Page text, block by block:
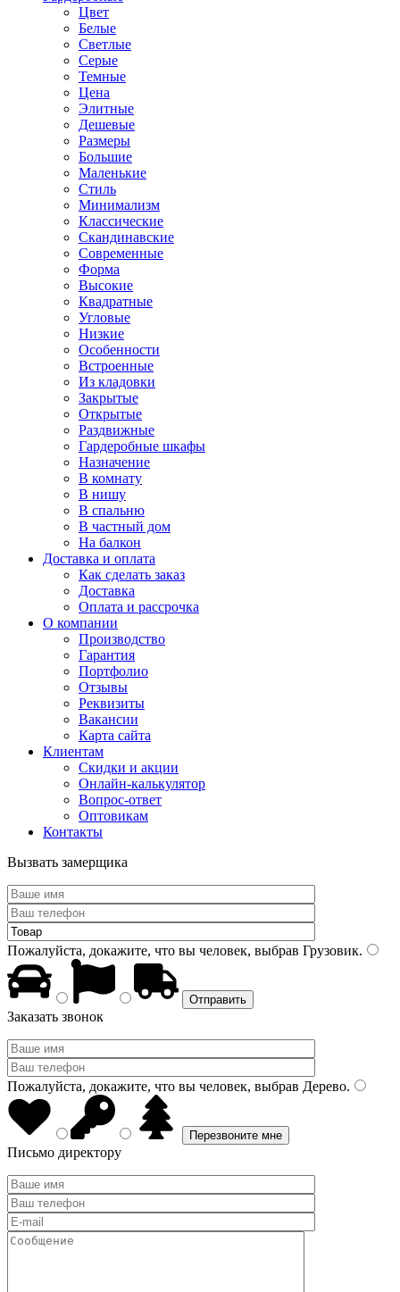
Цвет
Белые
Светлые
Серые
Темные
Цена
Элитные
Дешевые
Размеры
Большие
Маленькие
Стиль
Минимализм
Классические
Скандинавские
Современные
Форма
Высокие
Квадратные
Угловые
Низкие
Особенности
Встроенные
Из кладовки
Закрытые
Открытые
Раздвижные
Гардеробные шкафы
Назначение
В комнату
В нишу
В спальню
В частный дом
На балкон
Доставка и оплата
Как сделать заказ
Доставка
Оплата и рассрочка
О компании
Производство
Гарантия
Портфолио
Отзывы
Реквизиты
Вакансии
Карта сайта
Клиентам
Скидки и акции
Онлайн-калькулятор
Вопрос-ответ
Оптовикам
Контакты
Вызвать замерщика
Пожалуйста, докажите, что вы человек, выбрав Грузовик.
Заказать звонок
Пожалуйста, докажите, что вы человек, выбрав Дерево.
Письмо директору